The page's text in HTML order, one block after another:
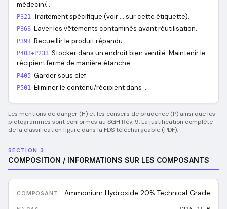
médecin/…
P321 Traitement spécifique (voir … sur cette étiquette).
P363 Laver les vêtements contaminés avant réutilisation.
P391 Recueillir le produit répandu.
P403+P233 Stocker dans un endroit bien ventilé. Maintenir le
récipient fermé de manière étanche.
P405 Garder sous clef.
P501 Éliminer le contenu/récipient dans …
Les mentions de danger (H) et les conseils de prudence (P) ainsi que les
pictogrammes sont conformes au SGH Rév. 9. La justification complète
de la classification figure dans la FDS téléchargeable (PDF).
SECTION 3
COMPOSITION / INFORMATIONS SUR LES COMPOSANTS
Ammonium Hydroxide 20% Technical Grade